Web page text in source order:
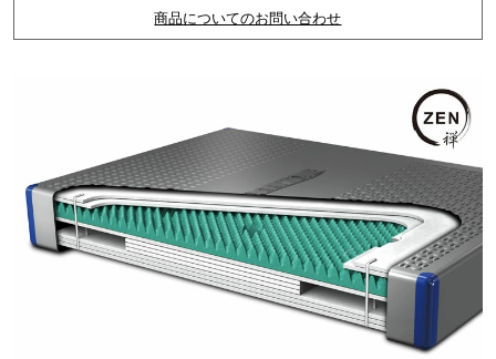
商品についてのお問い合わせ